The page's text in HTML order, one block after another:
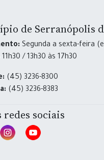
de Serranópolis
Segunda a sexta-feira
/ 13h30 às 17h30
(45) 3236-8300
(45) 3236-8383
redes sociais